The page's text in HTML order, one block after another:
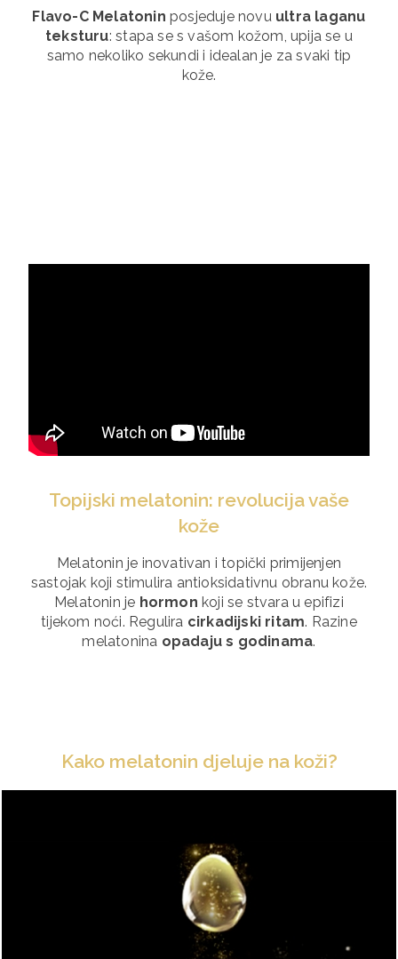
Flavo-C Melatonin posjeduje novu ultra laganu
teksturu: stapa se s vašom kožom, upija se u
samo nekoliko sekundi i idealan je za svaki tip
kože.
Topijski melatonin: revolucija vaše
kože
Melatonin je inovativan i topički primijenjen
sastojak koji stimulira antioksidativnu obranu kože.
Melatonin je hormonkoji se stvara u epifizi
tijekom noći. Regulira cirkadijski ritam. Razine
melatonina opadaju s godinama.
Kako melatonin djeluje na koži?